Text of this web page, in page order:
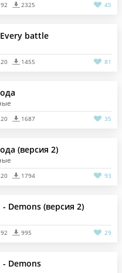
2325 45
battle
1455 81
1687 35
(версия 2)
1794 93
- Demons (версия 2)
995 29
- Demons